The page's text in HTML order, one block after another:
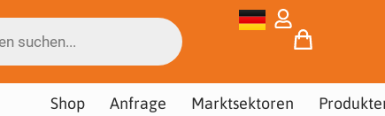
Shop Anfrage Marktsektoren